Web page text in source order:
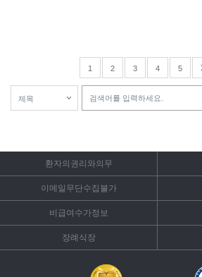
1 2 3 4 5
환자의권리와의무
이메일무단수집불가
비급여수가정보
장례식장